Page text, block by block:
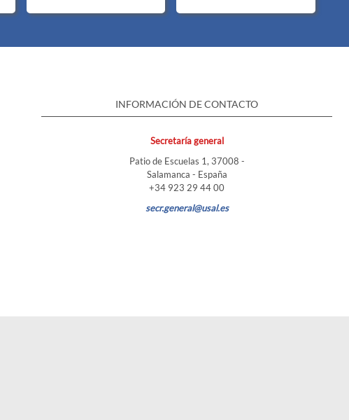
INFORMACIÓN DE CONTACTO
Secretaría general
Patio de Escuelas 1, 37008 -
Salamanca - España
+34 923 29 44 00
secr.general@usal.es